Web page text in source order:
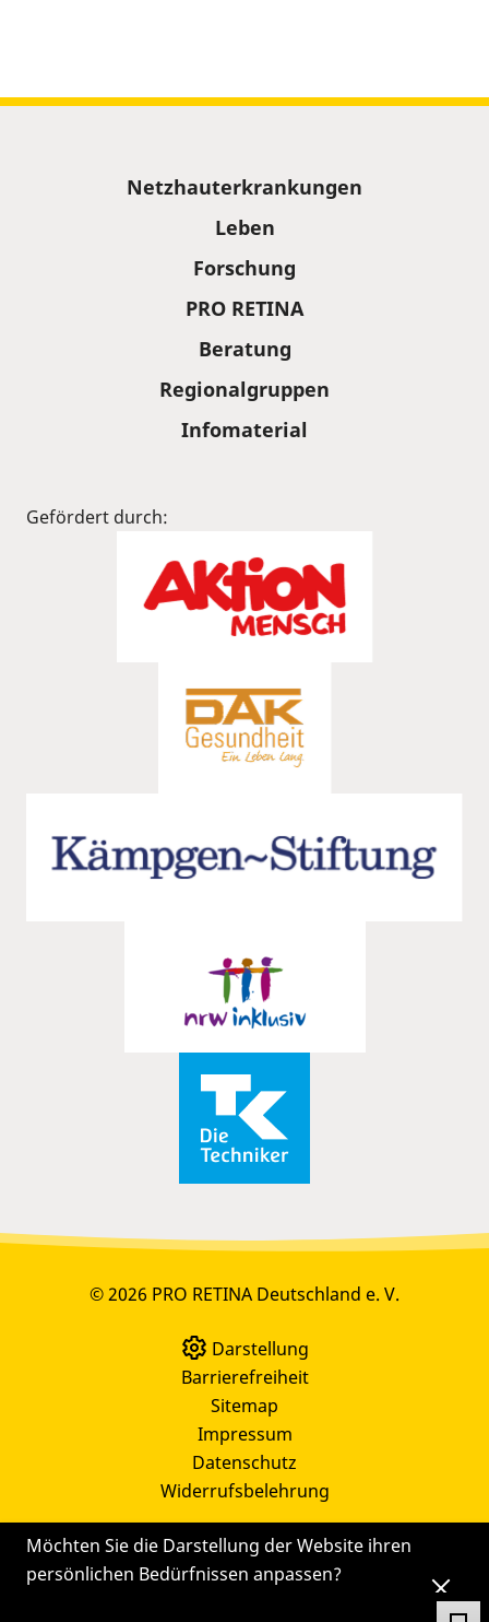
Möchten Sie die Darstellung der Website ihren
persönlichen Bedürfnissen anpassen?
Netzhauterkrankungen
Leben
Forschung
PRO RETINA
Beratung
Regionalgruppen
Infomaterial
Gefördert durch:
© 2026 PRO RETINA Deutschland e. V.
Darstellung
Barrierefreiheit
Sitemap
Impressum
Datenschutz
Widerrufsbelehrung